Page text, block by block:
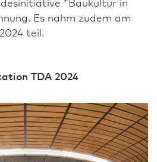
Es nahm zudem am
teil.
TDA 2024